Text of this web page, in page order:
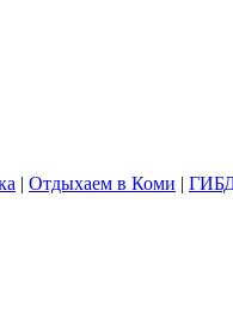
| Отдыхаем в Коми |